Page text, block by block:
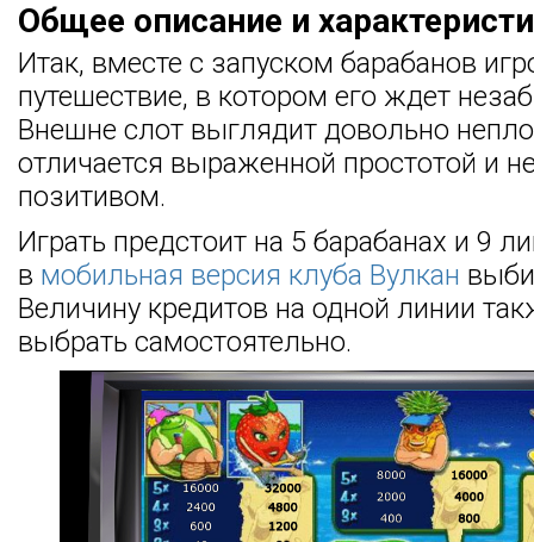
Общее описание и
Итак, вместе с запуском барабанов
путешествие, в котором его ждет
Внешне слот выглядит довольно
отличается выраженной простотой и
позитивом.
Играть предстоит на 5 барабанах и 9
в мобильная версия клуба Вулкан
Величину кредитов на одной линии
выбрать самостоятельно.